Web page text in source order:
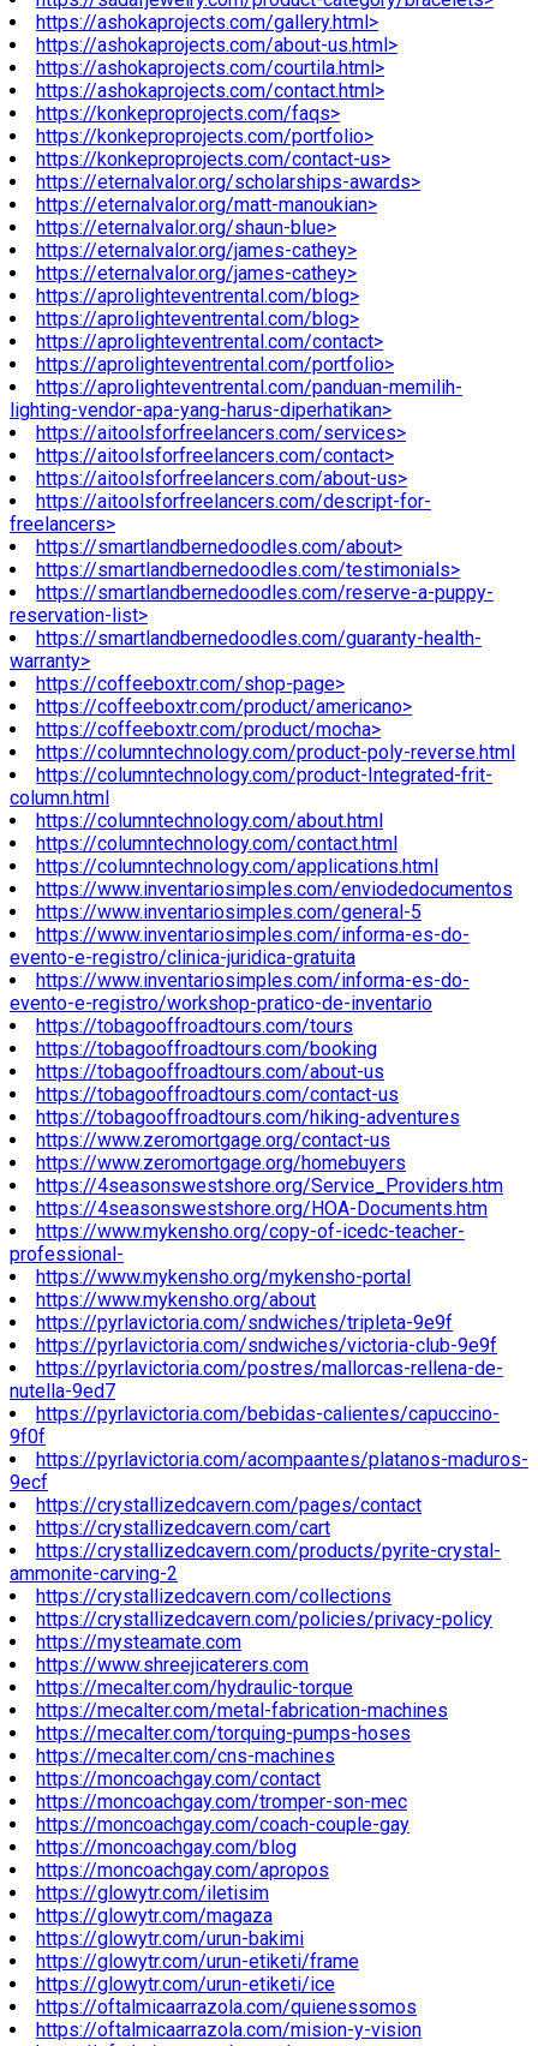
https://ashokaprojects.com/gallery.html>
https://ashokaprojects.com/about-us.html>
https://ashokaprojects.com/courtila.html>
https://ashokaprojects.com/contact.html>
https://konkeproprojects.com/faqs>
https://konkeproprojects.com/portfolio>
https://konkeproprojects.com/contact-us>
https://eternalvalor.org/scholarships-awards>
https://eternalvalor.org/matt-manoukian>
https://eternalvalor.org/shaun-blue>
https://eternalvalor.org/james-cathey>
https://eternalvalor.org/james-cathey>
https://aprolighteventrental.com/blog>
https://aprolighteventrental.com/blog>
https://aprolighteventrental.com/contact>
https://aprolighteventrental.com/portfolio>
https://aprolighteventrental.com/panduan-memilih-
lighting-vendor-apa-yang-harus-diperhatikan>
https://aitoolsforfreelancers.com/services>
https://aitoolsforfreelancers.com/contact>
https://aitoolsforfreelancers.com/about-us>
https://aitoolsforfreelancers.com/descript-for-
freelancers>
https://smartlandbernedoodles.com/about>
https://smartlandbernedoodles.com/testimonials>
https://smartlandbernedoodles.com/reserve-a-puppy-
reservation-list>
https://smartlandbernedoodles.com/guaranty-health-
warranty>
https://coffeeboxtr.com/shop-page>
https://coffeeboxtr.com/product/americano>
https://coffeeboxtr.com/product/mocha>
https://columntechnology.com/product-poly-reverse.html
https://columntechnology.com/product-Integrated-frit-
column.html
https://columntechnology.com/about.html
https://columntechnology.com/contact.html
https://columntechnology.com/applications.html
https://www.inventariosimples.com/enviodedocumentos
https://www.inventariosimples.com/general-5
https://www.inventariosimples.com/informa-es-do-
evento-e-registro/clinica-juridica-gratuita
https://www.inventariosimples.com/informa-es-do-
evento-e-registro/workshop-pratico-de-inventario
https://tobagooffroadtours.com/tours
https://tobagooffroadtours.com/booking
https://tobagooffroadtours.com/about-us
https://tobagooffroadtours.com/contact-us
https://tobagooffroadtours.com/hiking-adventures
https://www.zeromortgage.org/contact-us
https://www.zeromortgage.org/homebuyers
https://4seasonswestshore.org/Service_Providers.htm
https://4seasonswestshore.org/HOA-Documents.htm
https://www.mykensho.org/copy-of-icedc-teacher-
professional-
https://www.mykensho.org/mykensho-portal
https://www.mykensho.org/about
https://pyrlavictoria.com/sndwiches/tripleta-9e9f
https://pyrlavictoria.com/sndwiches/victoria-club-9e9f
https://pyrlavictoria.com/postres/mallorcas-rellena-de-
nutella-9ed7
https://pyrlavictoria.com/bebidas-calientes/capuccino-
9f0f
https://pyrlavictoria.com/acompaantes/platanos-maduros-
9ecf
https://crystallizedcavern.com/pages/contact
https://crystallizedcavern.com/cart
https://crystallizedcavern.com/products/pyrite-crystal-
ammonite-carving-2
https://crystallizedcavern.com/collections
https://crystallizedcavern.com/policies/privacy-policy
https://mysteamate.com
https://www.shreejicaterers.com
https://mecalter.com/hydraulic-torque
https://mecalter.com/metal-fabrication-machines
https://mecalter.com/torquing-pumps-hoses
https://mecalter.com/cns-machines
https://moncoachgay.com/contact
https://moncoachgay.com/tromper-son-mec
https://moncoachgay.com/coach-couple-gay
https://moncoachgay.com/blog
https://moncoachgay.com/apropos
https://glowytr.com/iletisim
https://glowytr.com/magaza
https://glowytr.com/urun-bakimi
https://glowytr.com/urun-etiketi/frame
https://glowytr.com/urun-etiketi/ice
https://oftalmicaarrazola.com/quienessomos
https://oftalmicaarrazola.com/mision-y-vision